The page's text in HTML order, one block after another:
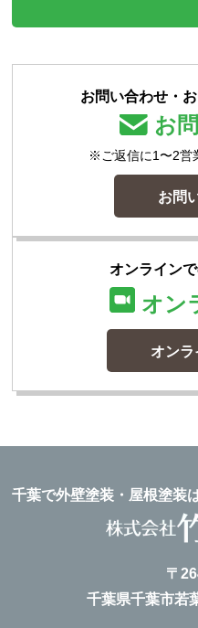
お問い合わせ・
お
※ご返信に1〜2営
お問
オンライン
オン
オン
千葉で外壁塗装・屋根塗装
〒
千葉県千葉市若